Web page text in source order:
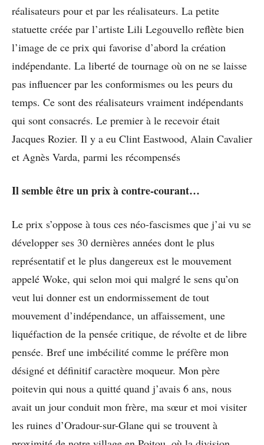
réalisateurs pour et par les réalisateurs. La petite
statuette créée par l’artiste Lili Legouvello reflète bien
l’image de ce prix qui favorise d’abord la création
indépendante. La liberté de tournage où on ne se laisse
pas influencer par les conformismes ou les peurs du
temps. Ce sont des réalisateurs vraiment indépendants
qui sont consacrés. Le premier à le recevoir était
Jacques Rozier. Il y a eu Clint Eastwood, Alain Cavalier
et Agnès Varda, parmi les récompensés
Il semble être un prix à contre-courant…
Le prix s’oppose à tous ces néo-fascismes que j’ai vu se
développer ses 30 dernières années dont le plus
représentatif et le plus dangereux est le mouvement
appelé Woke, qui selon moi qui malgré le sens qu’on
veut lui donner est un endormissement de tout
mouvement d’indépendance, un affaissement, une
liquéfaction de la pensée critique, de révolte et de libre
pensée. Bref une imbécilité comme le préfère mon
désigné et définitif caractère moqueur. Mon père
poitevin qui nous a quitté quand j’avais 6 ans, nous
avait un jour conduit mon frère, ma sœur et moi visiter
les ruines d’Oradour-sur-Glane qui se trouvent à